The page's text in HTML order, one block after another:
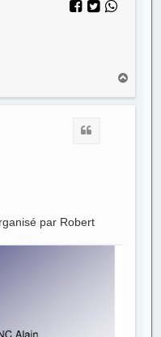
u
par Robert